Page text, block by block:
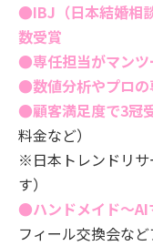
●IBJ（日本結婚相
数受賞
●専任担当がマンツ
●数値分析やプロの
●顧客満足度で3冠
料金など）
※日本トレンドリサ
す）
●ハンドメイド～AI
フィール交換会な